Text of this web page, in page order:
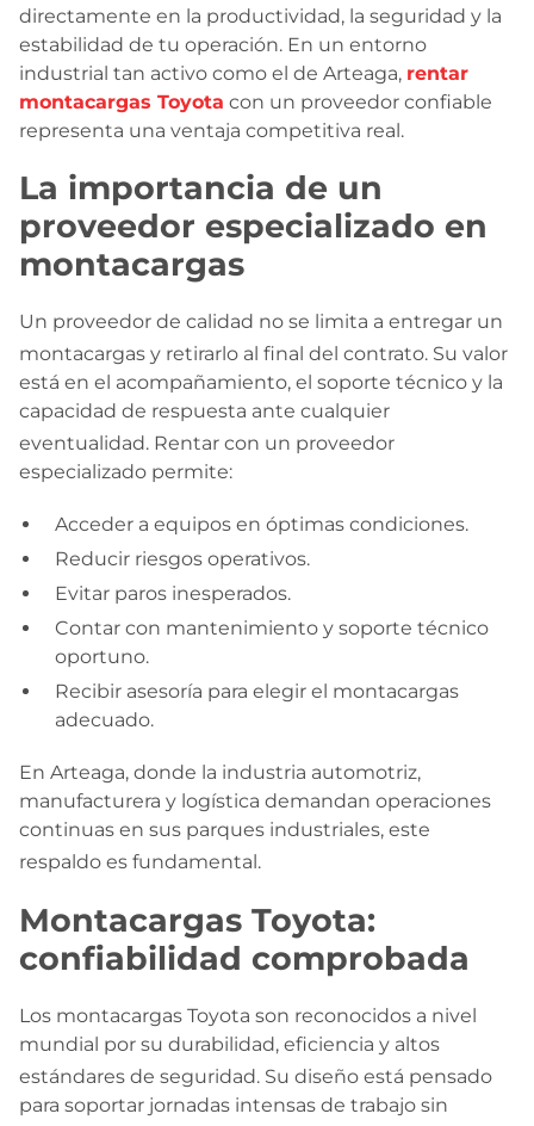
directamente en la productividad, la seguridad y la
estabilidad de tu operación. En un entorno
industrial tan activo como el de Arteaga, rentar
montacargas Toyota con un proveedor confiable
representa una ventaja competitiva real.
La importancia de un
proveedor especializado en
montacargas
Un proveedor de calidad no se limita a entregar un
montacargas y retirarlo al final del contrato. Su valor
está en el acompañamiento, el soporte técnico y la
capacidad de respuesta ante cualquier
eventualidad. Rentar con un proveedor
especializado permite:
Acceder a equipos en óptimas condiciones.
Reducir riesgos operativos.
Evitar paros inesperados.
Contar con mantenimiento y soporte técnico
oportuno.
Recibir asesoría para elegir el montacargas
adecuado.
En Arteaga, donde la industria automotriz,
manufacturera y logística demandan operaciones
continuas en sus parques industriales, este
respaldo es fundamental .
Montacargas Toyota:
confiabilidad comprobada
Los montacargas Toyota son reconocidos a nivel
mundial por su durabilidad, eficiencia y altos
estándares de seguridad. Su diseño está pensado
para soportar jornadas intensas de trabajo sin